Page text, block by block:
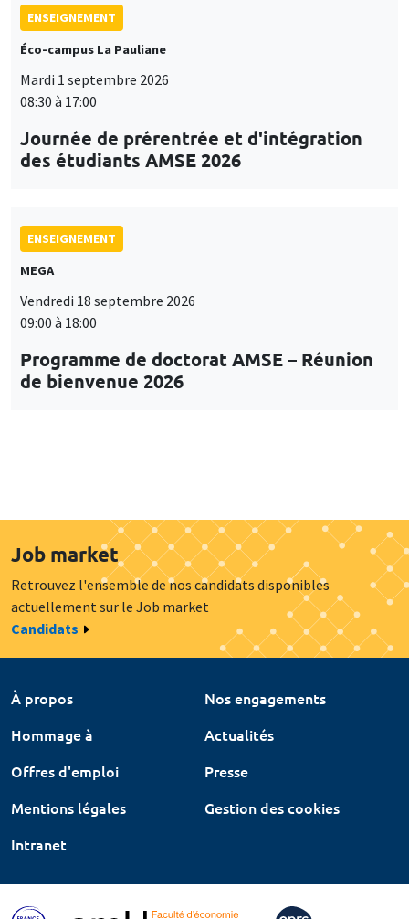
ENSEIGNEMENT
Éco-campus La Pauliane
Mardi 1 septembre 2026
08:30 à 17:00
Journée de prérentrée et d'intégration
des étudiants AMSE 2026
ENSEIGNEMENT
MEGA
Vendredi 18 septembre 2026
09:00 à 18:00
Programme de doctorat AMSE – Réunion
de bienvenue 2026
Job market
Retrouvez l'ensemble de nos candidats disponibles
actuellement sur le Job market
Candidats
À propos
Nos engagements
Hommage à
Actualités
Offres d'emploi
Presse
Mentions légales
Gestion des cookies
Intranet